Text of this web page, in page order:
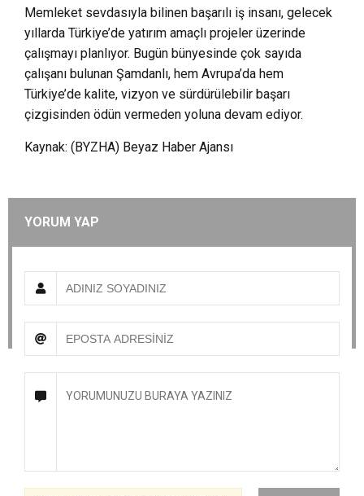
Memleket sevdasıyla bilinen başarılı iş insanı, gelecek
yıllarda Türkiye’de yatırım amaçlı projeler üzerinde
çalışmayı planlıyor. Bugün bünyesinde çok sayıda
çalışanı bulunan Şamdanlı, hem Avrupa’da hem
Türkiye’de kalite, vizyon ve sürdürülebilir başarı
çizgisinden ödün vermeden yoluna devam ediyor.
Kaynak: (BYZHA) Beyaz Haber Ajansı
YORUM YAP